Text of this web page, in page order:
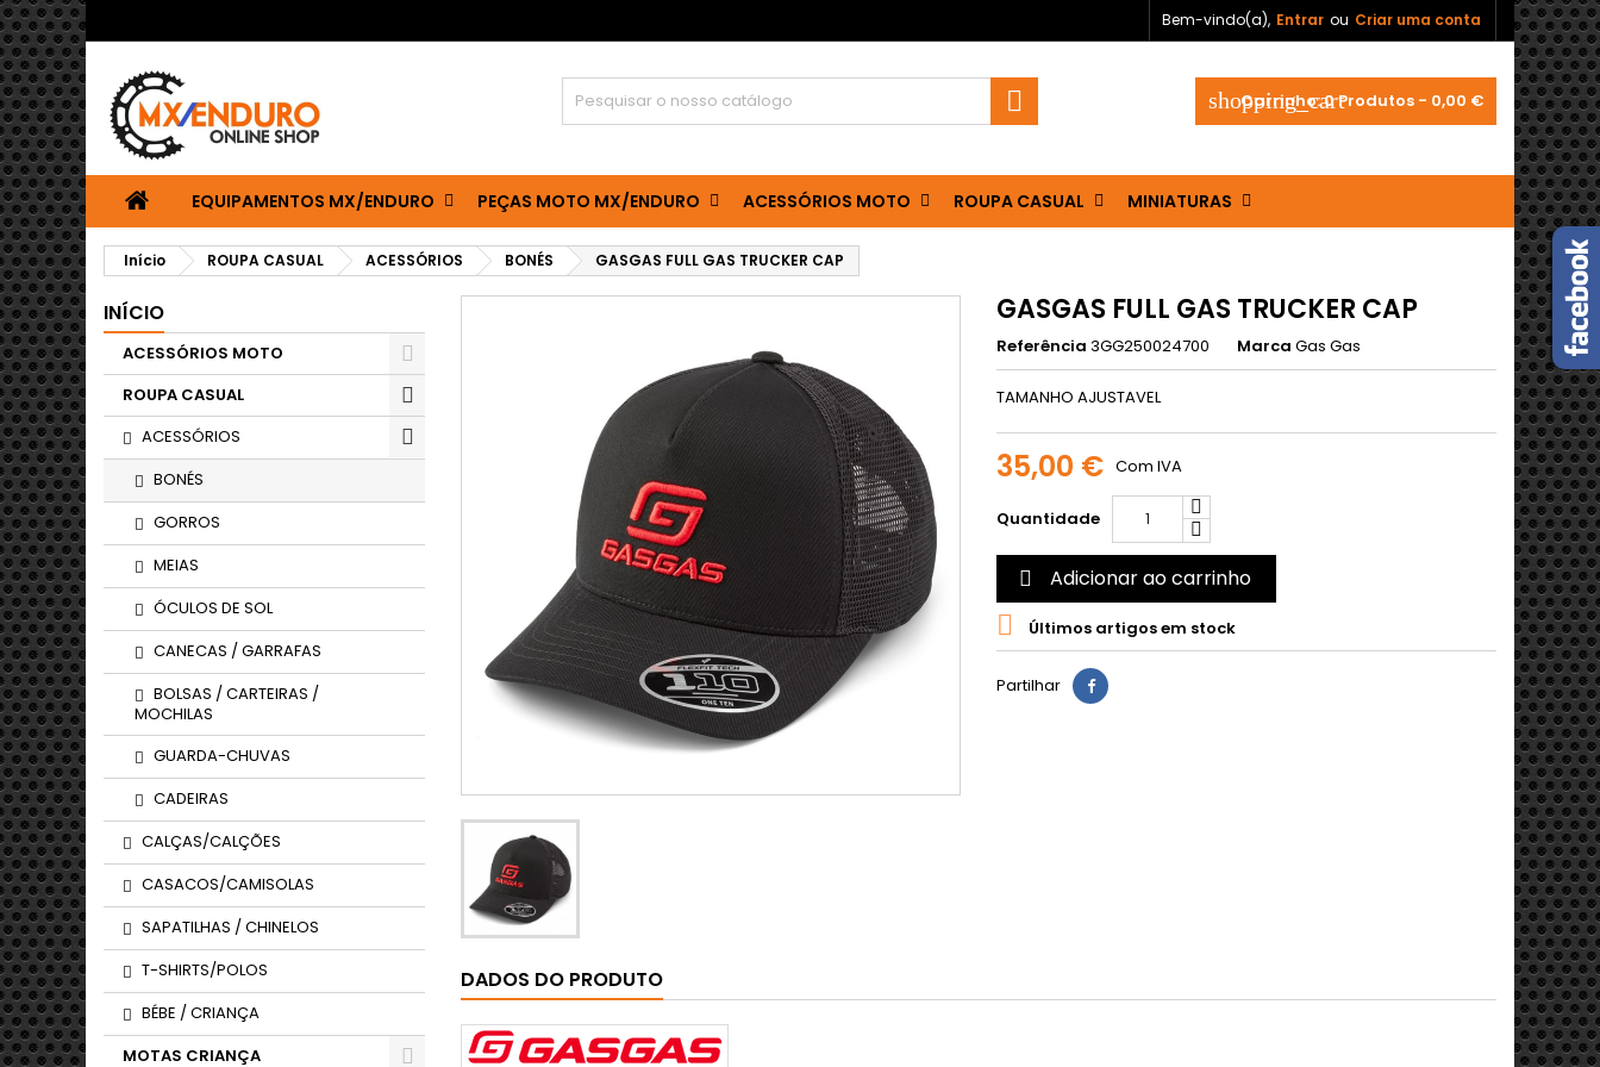
Bem-vindo(a), Entrar ou Criar uma conta
shopping_cart
Carrinho:0Produtos - 0,00 €

EQUIPAMENTOS MX/ENDURO PEÇAS MOTO MX/ENDURO ACESSÓRIOS MOTO ROUPA CASUAL MINIATURAS
Início ROUPA CASUAL ACESSÓRIOS BONÉS GASGAS FULL GAS TRUCKER CAP
INÍCIO
ACESSÓRIOS MOTO
ROUPA CASUAL
ACESSÓRIOS
BONÉS
GORROS
MEIAS
ÓCULOS DE SOL
CANECAS / GARRAFAS
BOLSAS / CARTEIRAS /
MOCHILAS
GUARDA-CHUVAS
CADEIRAS
CALÇAS/CALÇÕES
CASACOS/CAMISOLAS
SAPATILHAS / CHINELOS
T-SHIRTS/POLOS
BÉBE / CRIANÇA
MOTAS CRIANÇA
GASGAS FULL GAS TRUCKER CAP
Referência 3GG250024700 Marca Gas Gas
TAMANHO AJUSTAVEL
35,00 € Com IVA
Quantidade
 Adicionar ao carrinho
 Últimos artigos em stock
Partilhar
DADOS DO PRODUTO